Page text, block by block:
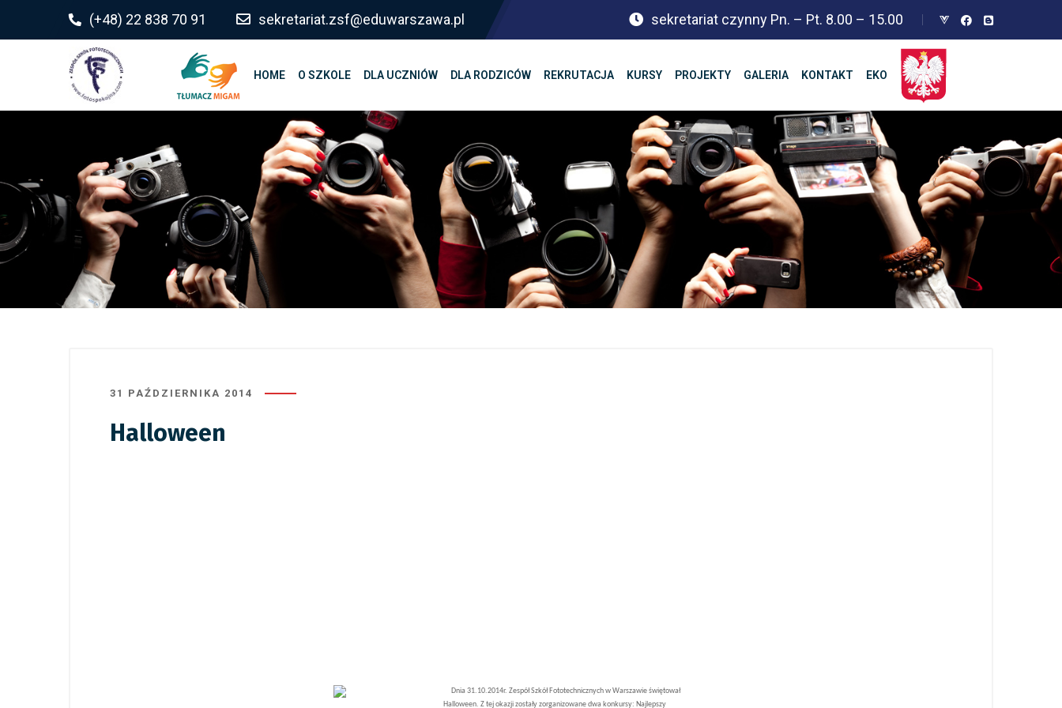
(+48) 22 838 70 91 sekretariat.zsf@eduwarszawa.pl sekretariat czynny Pn. – Pt. 8.00 – 15.00
HOME O SZKOLE DLA UCZNIÓW DLA RODZICÓW REKRUTACJA KURSY PROJEKTY GALERIA KONTAKT EKO
31 PAŹDZIERNIKA 2014
Halloween
Dnia 31.10.2014r. Zespół Szkół Fototechnicznych w Warszawie świętował
Halloween. Z tej okazji zostały zorganizowane dwa konkursy: Najlepszy